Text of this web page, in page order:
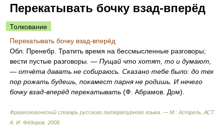
Перекатывать бочку взад-вперёд
Толкование
Перекатывать бочку взад-вперёд
Обл. Пренебр. Тратить время на бессмысленные разговоры;
вести пустые разговоры. — Пущай что хотят, то и думают,
— отчёта давать не собираюсь. Сказано тебе было: до тех
пор рожать будешь, покамест парня не родишь. И нечего
бочку взад-вперёд перекатывать (Ф. Абрамов. Дом).
Фразеологический словарь русского литературного языка. — М.: Астрель, АСТ.
А. И. Фёдоров 2008